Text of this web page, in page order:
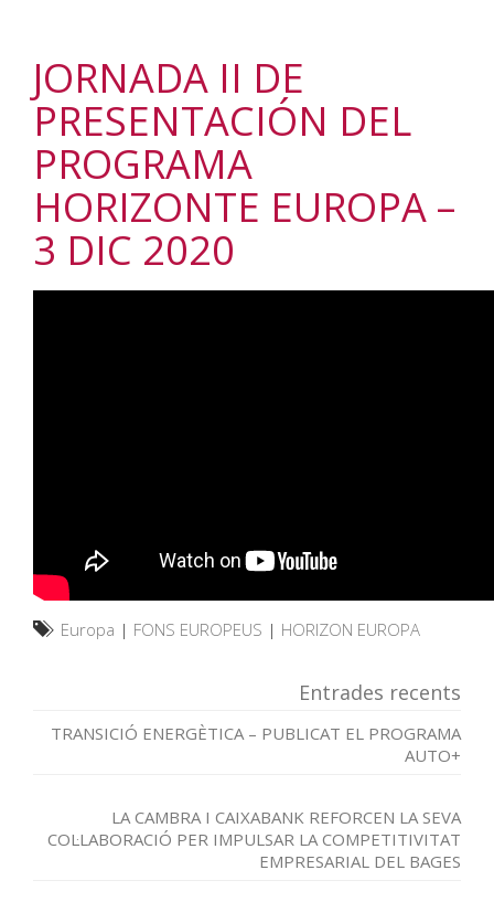
JORNADA II DE
PRESENTACIÓN DEL
PROGRAMA
HORIZONTE EUROPA –
3 DIC 2020
Europa | FONS EUROPEUS | HORIZON EUROPA
Entrades recents
TRANSICIÓ ENERGÈTICA – PUBLICAT EL PROGRAMA
AUTO+
LA CAMBRA I CAIXABANK REFORCEN LA SEVA
COL·LABORACIÓ PER IMPULSAR LA COMPETITIVITAT
EMPRESARIAL DEL BAGES